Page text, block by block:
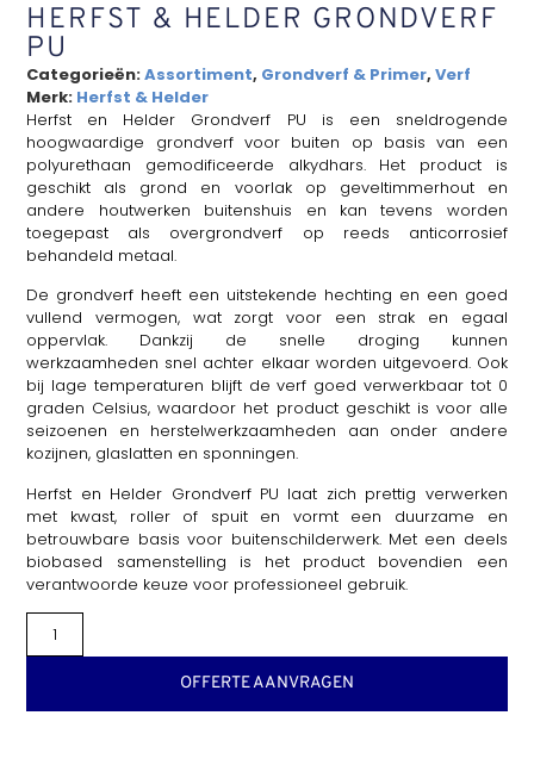
HERFST & HELDER GRONDVERF
PU
Categorieën:Assortiment, Grondverf & Primer,Verf
Merk: Herfst & Helder
Herfst en Helder Grondverf PU is een sneldrogende
hoogwaardige grondverf voor buiten op basis van een
polyurethaan gemodificeerde alkydhars. Het product is
geschikt als grond en voorlak op geveltimmerhout en
andere houtwerken buitenshuis en kan tevens worden
toegepast als overgrondverf op reeds anticorrosief
behandeld metaal.
De grondverf heeft een uitstekende hechting en een goed
vullend vermogen, wat zorgt voor een strak en egaal
oppervlak. Dankzij de snelle droging kunnen
werkzaamheden snel achter elkaar worden uitgevoerd. Ook
bij lage temperaturen blijft de verf goed verwerkbaar tot 0
graden Celsius, waardoor het product geschikt is voor alle
seizoenen en herstelwerkzaamheden aan onder andere
kozijnen, glaslatten en sponningen.
Herfst en Helder Grondverf PU laat zich prettig verwerken
met kwast, roller of spuit en vormt een duurzame en
betrouwbare basis voor buitenschilderwerk. Met een deels
biobased samenstelling is het product bovendien een
verantwoorde keuze voor professioneel gebruik.
OFFERTE AANVRAGEN